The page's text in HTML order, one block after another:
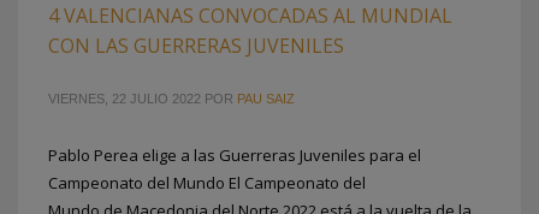
4 VALENCIANAS CONVOCADAS AL MUNDIAL
CON LAS GUERRERAS JUVENILES
VIERNES, 22 JULIO 2022 POR PAU SAIZ
Pablo Perea elige a las Guerreras Juveniles para el
Campeonato del Mundo El Campeonato del